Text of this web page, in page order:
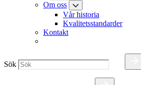
Om oss
Vår historia
Kvalitetsstandarder
Kontakt
Sök